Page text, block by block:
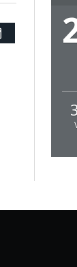
Email